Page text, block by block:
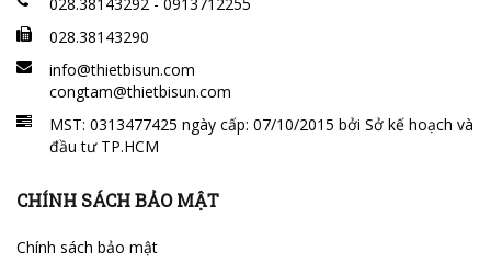
028.38143290
info@thietbisun.com
congtam@thietbisun.com
MST: 0313477425 ngày cấp: 07/10/2015 bởi Sở kế hoạch và
đầu tư TP.HCM
CHÍNH SÁCH BẢO MẬT
Chính sách bảo mật